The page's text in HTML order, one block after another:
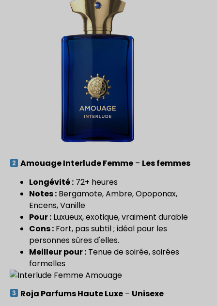
Amouage Interlude Femme – Les femmes
Longévité : 72+ heures
Notes : Bergamote, Ambre, Opoponax,
Encens, Vanille
Pour : Luxueux, exotique, vraiment durable
Cons : Fort, pas subtil ; idéal pour les
personnes sûres d'elles.
Meilleur pour : Tenue de soirée, soirées
formelles
Roja Parfums Haute Luxe – Unisexe